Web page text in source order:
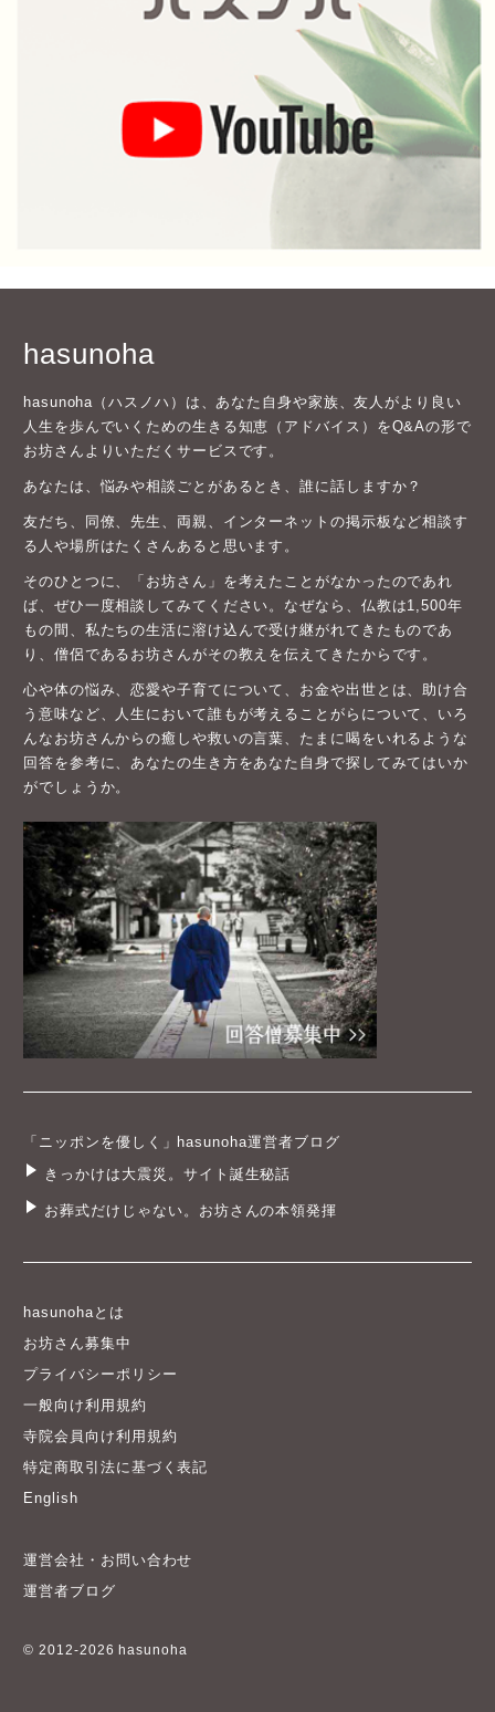
hasunoha
hasunoha（ハスノハ）は、あなた自身や家族、友人がより良い
人生を歩んでいくための生きる知恵（アドバイス）をQ&Aの形で
お坊さんよりいただくサービスです。
あなたは、悩みや相談ごとがあるとき、誰に話しますか？
友だち、同僚、先生、両親、インターネットの掲示板など相談す
る人や場所はたくさんあると思います。
そのひとつに、「お坊さん」を考えたことがなかったのであれ
ば、ぜひ一度相談してみてください。なぜなら、仏教は1,500年
もの間、私たちの生活に溶け込んで受け継がれてきたものであ
り、僧侶であるお坊さんがその教えを伝えてきたからです。
心や体の悩み、恋愛や子育てについて、お金や出世とは、助け合
う意味など、人生において誰もが考えることがらについて、いろ
んなお坊さんからの癒しや救いの言葉、たまに喝をいれるような
回答を参考に、あなたの生き方をあなた自身で探してみてはいか
がでしょうか。
「ニッポンを優しく」hasunoha運営者ブログ
きっかけは大震災。サイト誕生秘話
お葬式だけじゃない。お坊さんの本領発揮
hasunohaとは
お坊さん募集中
プライバシーポリシー
一般向け利用規約
寺院会員向け利用規約
特定商取引法に基づく表記
English
運営会社・お問い合わせ
運営者ブログ
© 2012-2026 hasunoha